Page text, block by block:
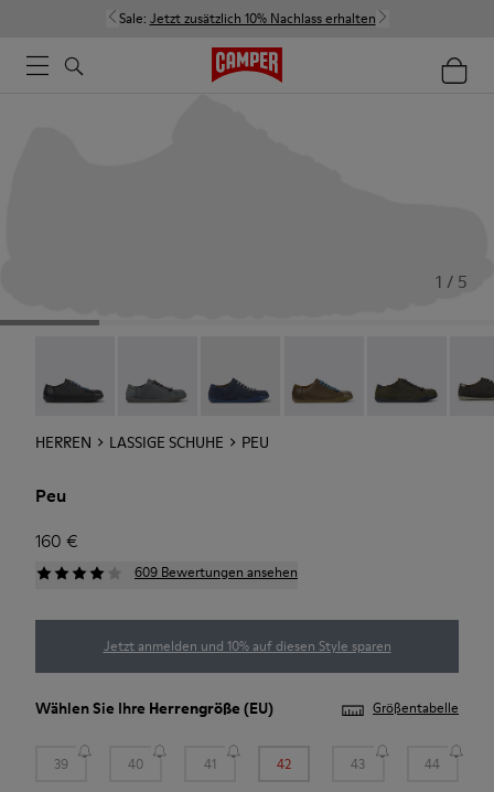
Sale: Jetzt zusätzlich 10% Nachlass erhalten
1 / 5
HERREN LASSIGE SCHUHE PEU
Peu
160 €
609 Bewertungen ansehen
Jetzt anmelden und 10% auf diesen Style sparen
Wählen Sie Ihre Herrengröße (EU) Größentabelle
39 40 41 42 43 44